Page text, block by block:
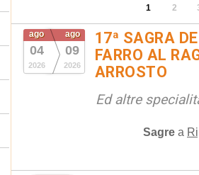
1 2
ago
04
2026
ago
09
2026
17ª SAGRA
FARRO AL
ARROSTO
Ed altre
Sagre a